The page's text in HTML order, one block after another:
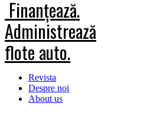
Revista
Despre noi
About us